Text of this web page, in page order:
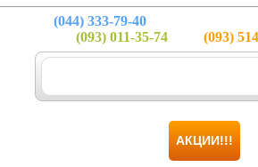
(044) 333-79-40
(093) 011-35-74 (093)
АКЦИИ!!!